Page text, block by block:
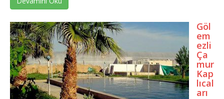
Göl
em
ezli
Ça
mur
Kap
lıcal
arı